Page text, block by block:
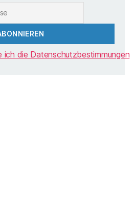
ich die Datenschutzbestimmungen